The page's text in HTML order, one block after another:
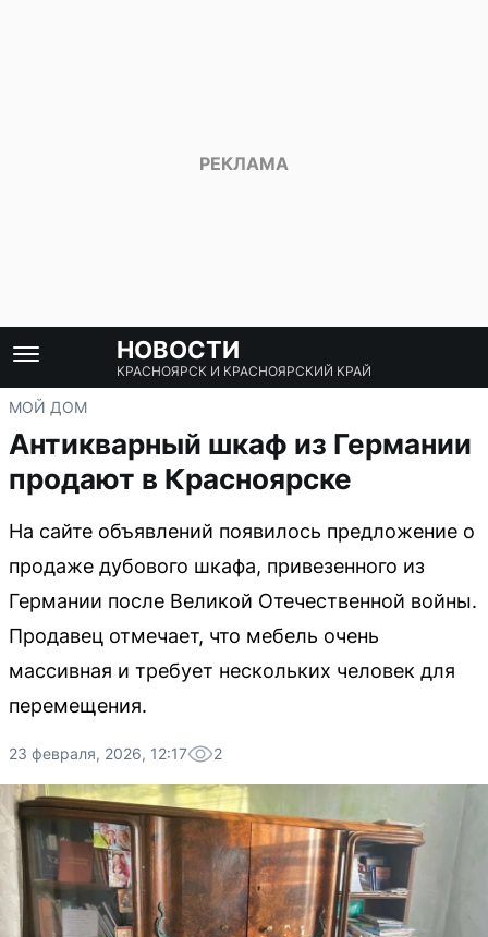
НОВОСТИ
КРАСНОЯРСК И КРАСНОЯРСКИЙ КРАЙ
МОЙ ДОМ
Антикварный шкаф из Германии
продают в Красноярске
На сайте объявлений появилось предложение о
продаже дубового шкафа, привезенного из
Германии после Великой Отечественной войны.
Продавец отмечает, что мебель очень
массивная и требует нескольких человек для
перемещения.
23 февраля, 2026, 12:17 2